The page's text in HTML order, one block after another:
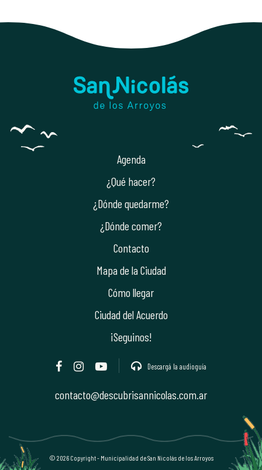
Agenda
¿Qué hacer?
¿Dónde quedarme?
¿Dónde comer?
Contacto
Mapa de la Ciudad
Cómo llegar
Ciudad del Acuerdo
¡Seguinos!
Descargá la audioguía
contacto@descubrisannicolas.com.ar
© 2026Copyright - Municipalidad de San Nicolás de los Arroyos